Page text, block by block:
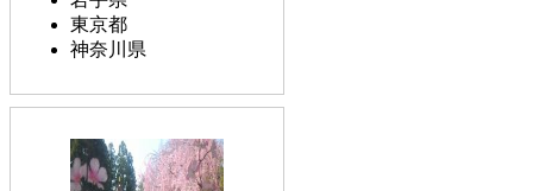
東京都
神奈川県